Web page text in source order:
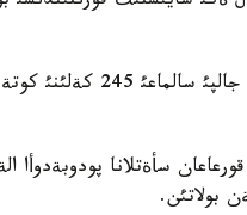
ودان كةيئن جارئس جولئنا شئققان
قورعاعان سأةتلانا
بولاتئن.